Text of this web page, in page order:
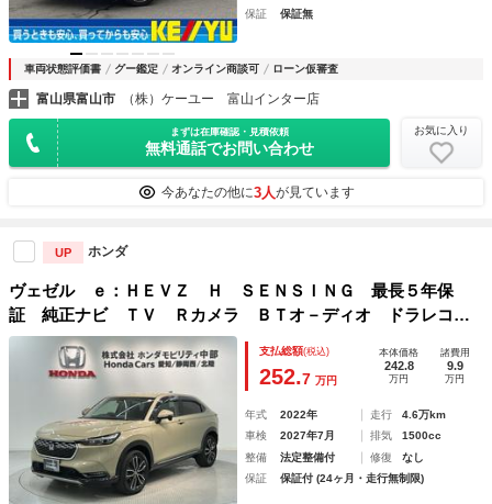
保証
保証無
車両状態評価書 グー鑑定 オンライン商談可 ローン仮審査
富山県富山市 （株）ケーユー 富山インター店
まずは在庫確認・見積依頼
無料通話でお問い合わせ
お気に入り
今あなたの他に3人が見ています
UP ホンダ
ヴェゼル ｅ：ＨＥＶＺ Ｈ ＳＥＮＳＩＮＧ 最長５年保
証 純正ナビ ＴＶ Ｒカメラ ＢＴオ－ディオ ドラレコ
ＥＴＣ ＬＥＤライト ＶＳＡ シートヒーター クルコン
Ｐテールゲート アルミ フォグ スマートキー 盗難防止装
支払総額(税込)
252.7 万円
本体価格
242.8
万円
諸費用
9.9
万円
年式 2022年 走行
4.6万km
車検
2027年7月 排気
1500cc
整備
法定整備付 修復
なし
保証
保証付 (24ヶ月・走行無制限)